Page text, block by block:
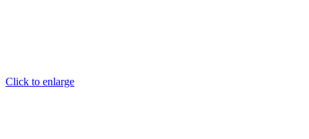
Click to enlarge